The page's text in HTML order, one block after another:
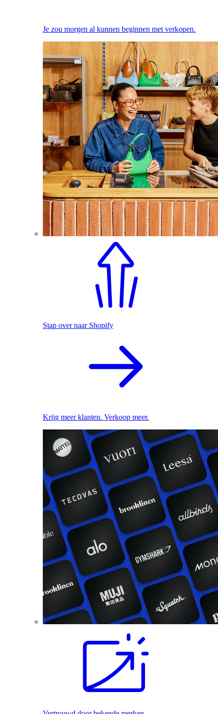
Je zou morgen al kunnen beginnen met verkopen.
Stap over naar Shopify
Krijg meer klanten. Verkoop meer.